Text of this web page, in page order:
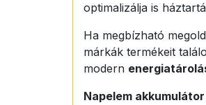
optimalizálja is
Ha megbízható
márkák termékeit
modern
Napelem